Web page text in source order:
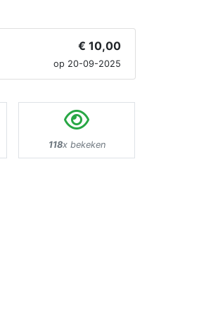
€ 10,00
op 20-09-2025
118x bekeken